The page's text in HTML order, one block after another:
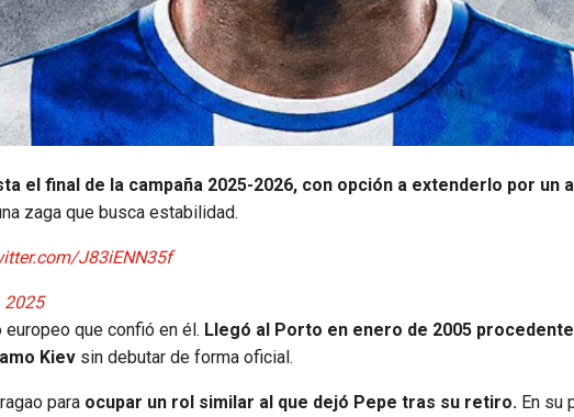
el final de la campaña 2025-2026, con opción a extenderlo por un
zaga que busca estabilidad.
J83iENN35f
2025
que confió en él. Llegó al Porto en enero de 2005
Kiev sin debutar de forma oficial.
para ocupar un rol similar al que dejó Pepe tras su retiro. En su